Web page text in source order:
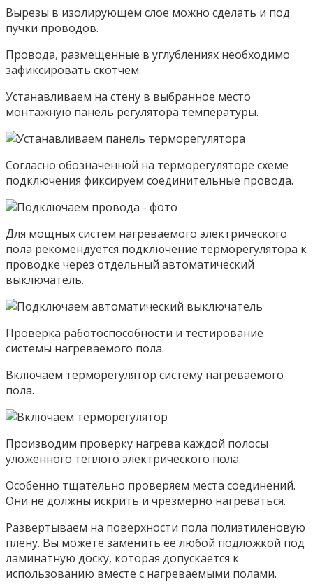
Вырезы в изолирующем слое можно сделать и под
пучки проводов.
Провода, размещенные в углублениях необходимо
зафиксировать скотчем.
Устанавливаем на стену в выбранное место
монтажную панель регулятора температуры.
Согласно обозначенной на терморегуляторе схеме
подключения фиксируем соединительные провода.
Для мощных систем нагреваемого электрического
пола рекомендуется подключение терморегулятора к
проводке через отдельный автоматический
выключатель.
Проверка работоспособности и тестирование
системы нагреваемого пола.
Включаем терморегулятор систему нагреваемого
пола.
Производим проверку нагрева каждой полосы
уложенного теплого электрического пола.
Особенно тщательно проверяем места соединений.
Они не должны искрить и чрезмерно нагреваться.
Развертываем на поверхности пола полиэтиленовую
плену. Вы можете заменить ее любой подложкой под
ламинатную доску, которая допускается к
использованию вместе с нагреваемыми полами.